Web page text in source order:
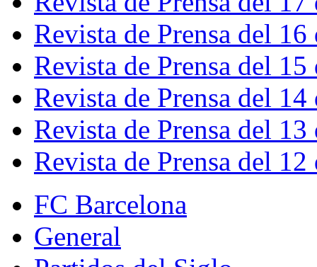
Revista de Prensa del
Revista de Prensa del
Revista de Prensa del
Revista de Prensa del
Revista de Prensa del
FC Barcelona
General